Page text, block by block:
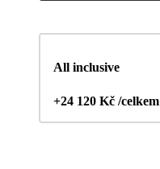
All inclusive
+24 120 Kč /celkem